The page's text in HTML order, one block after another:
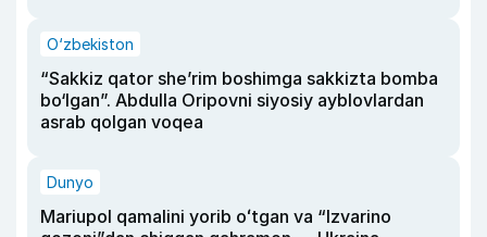
O‘zbekiston
“Sakkiz qator she’rim boshimga sakkizta bomba
bo‘lgan”. Abdulla Oripovni siyosiy ayblovlardan
asrab qolgan voqea
Dunyo
Mariupol qamalini yorib oʻtgan va “Izvarino